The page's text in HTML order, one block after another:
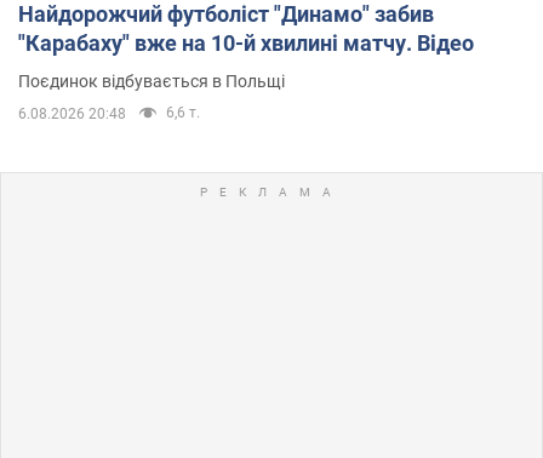
Найдорожчий футболіст "Динамо" забив
"Карабаху" вже на 10-й хвилині матчу. Відео
Поєдинок відбувається в Польщі
6.08.2026 20:48 6,6 т.